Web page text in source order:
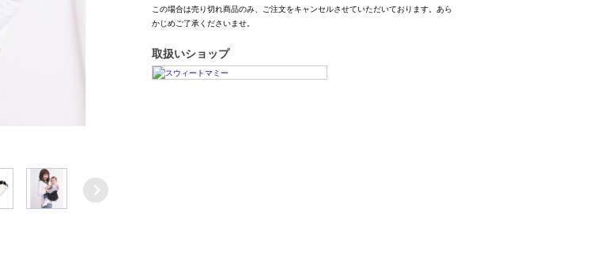
この場合は売り切れ商品のみ、ご注文をキャンセルさせていただいております。あら
かじめご了承くださいませ。
取扱いショップ